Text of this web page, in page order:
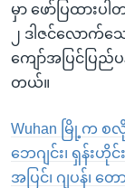
မှာ ဖော်ပြထားပ
၂ ဒါဇင်လောက်သ
ကျော်အပြင်ပြည်
တယ်။
Wuhan မြို့က
ဘေဂျင်း၊ ရှန်းဟို
အပြင်၊ ဂျပန်၊